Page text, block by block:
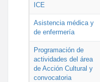
ICE
Asistencia médica y
de enfermería
Programación de
actividades del área
de Acción Cultural y
convocatoria